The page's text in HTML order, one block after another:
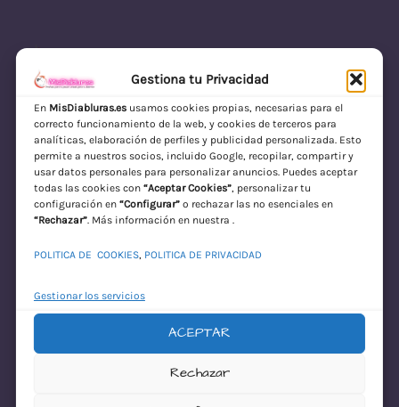
Gestiona tu Privacidad
En MisDiabluras.esusamos cookies propias, necesarias para el
correcto funcionamiento de la web, y cookies de terceros para
analíticas, elaboración de perfiles y publicidad personalizada. Esto
permite a nuestros socios, incluido Google, recopilar, compartir y
usar datos personales para personalizar anuncios. Puedes aceptar
todas las cookies con “Aceptar Cookies”, personalizar tu
configuración en “Configurar”o rechazar las no esenciales en
“Rechazar”. Más información en nuestra .
POLITICA DE COOKIES, POLITICA DE PRIVACIDAD
Gestionar los servicios
ACEPTAR
Rechazar
MisDiabluras | Sexshop Online con Envío
Discreto en España
Acceder
¡Disculpa este